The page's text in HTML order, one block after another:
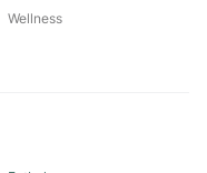
Wellness